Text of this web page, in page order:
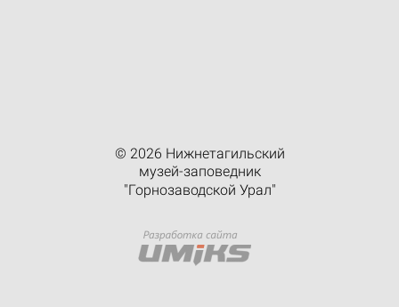
© 2026 Нижнетагильский
музей-заповедник
"Горнозаводской Урал"